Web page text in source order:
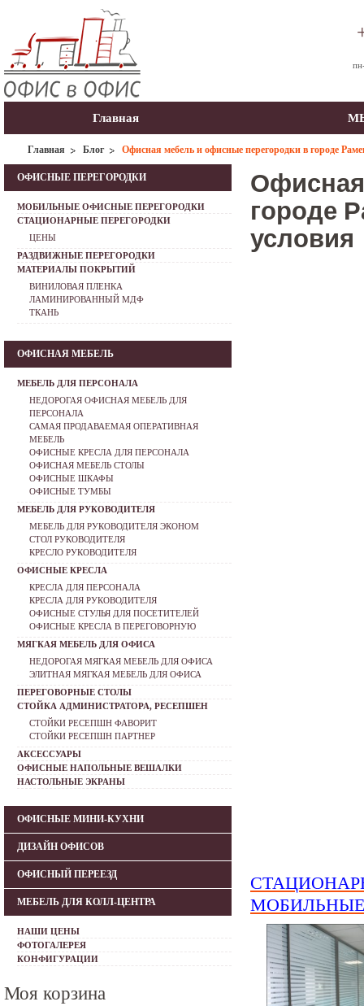
Главная
Главная Блог Офисная мебель и офисные перегородки в городе
городе
условия
ОФИСНЫЕ ПЕРЕГОРОДКИ
МОБИЛЬНЫЕ ОФИСНЫЕ ПЕРЕГОРОДКИ
СТАЦИОНАРНЫЕ ПЕРЕГОРОДКИ
ЦЕНЫ
РАЗДВИЖНЫЕ ПЕРЕГОРОДКИ
МАТЕРИАЛЫ ПОКРЫТИЙ
ВИНИЛОВАЯ ПЛЕНКА
ЛАМИНИРОВАННЫЙ МДФ
ТКАНЬ
ОФИСНАЯ МЕБЕЛЬ
МЕБЕЛЬ ДЛЯ ПЕРСОНАЛА
НЕДОРОГАЯ ОФИСНАЯ МЕБЕЛЬ ДЛЯ
ПЕРСОНАЛА
САМАЯ ПРОДАВАЕМАЯ ОПЕРАТИВНАЯ
МЕБЕЛЬ
ОФИСНЫЕ КРЕСЛА ДЛЯ ПЕРСОНАЛА
ОФИСНАЯ МЕБЕЛЬ СТОЛЫ
ОФИСНЫЕ ШКАФЫ
ОФИСНЫЕ ТУМБЫ
МЕБЕЛЬ ДЛЯ РУКОВОДИТЕЛЯ
МЕБЕЛЬ ДЛЯ РУКОВОДИТЕЛЯ ЭКОНОМ
СТОЛ РУКОВОДИТЕЛЯ
КРЕСЛО РУКОВОДИТЕЛЯ
ОФИСНЫЕ КРЕСЛА
КРЕСЛА ДЛЯ ПЕРСОНАЛА
КРЕСЛА ДЛЯ РУКОВОДИТЕЛЯ
ОФИСНЫЕ СТУЛЬЯ ДЛЯ ПОСЕТИТЕЛЕЙ
ОФИСНЫЕ КРЕСЛА В ПЕРЕГОВОРНУЮ
МЯГКАЯ МЕБЕЛЬ ДЛЯ ОФИСА
НЕДОРОГАЯ МЯГКАЯ МЕБЕЛЬ ДЛЯ ОФИСА
ЭЛИТНАЯ МЯГКАЯ МЕБЕЛЬ ДЛЯ ОФИСА
ПЕРЕГОВОРНЫЕ СТОЛЫ
СТОЙКА АДМИНИСТРАТОРА, РЕСЕПШЕН
СТОЙКИ РЕСЕПШН ФАВОРИТ
СТОЙКИ РЕСЕПШН ПАРТНЕР
АКСЕССУАРЫ
ОФИСНЫЕ НАПОЛЬНЫЕ ВЕШАЛКИ
НАСТОЛЬНЫЕ ЭКРАНЫ
ОФИСНЫЕ МИНИ-КУХНИ
ДИЗАЙН ОФИСОВ
ОФИСНЫЙ ПЕРЕЕЗД
МЕБЕЛЬ ДЛЯ КОЛЛ-ЦЕНТРА
НАШИ ЦЕНЫ
ФОТОГАЛЕРЕЯ
КОНФИГУРАЦИИ
Моя корзина